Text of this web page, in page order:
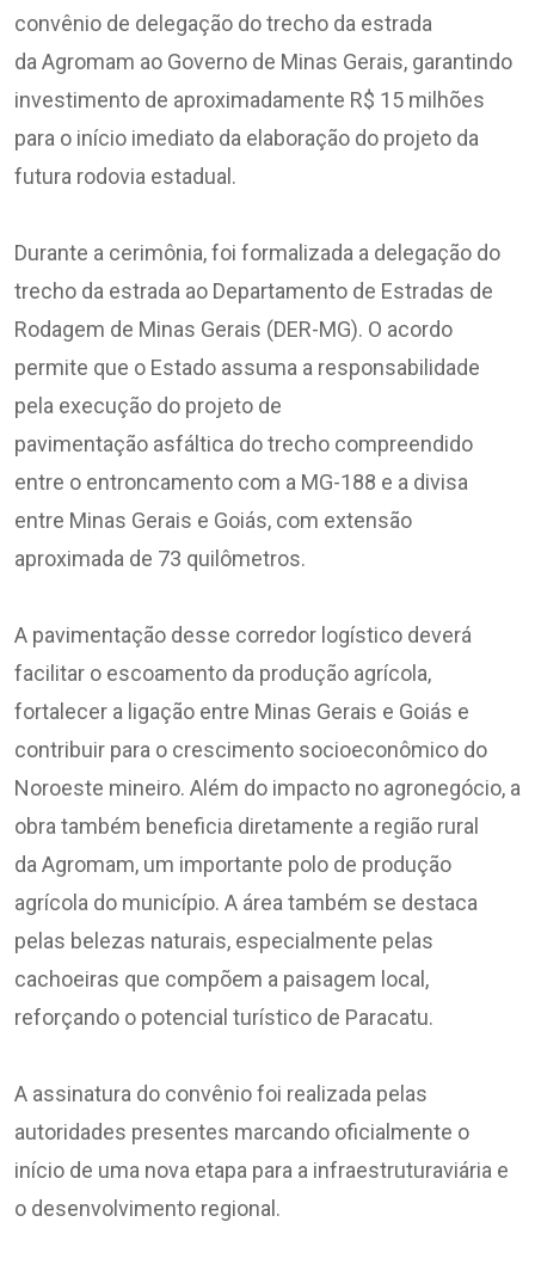
convênio de delegação do trecho da estrada
da Agromam ao Governo de Minas Gerais, garantindo
investimento de aproximadamente R$ 15 milhões
para o início imediato da elaboração do projeto da
futura rodovia estadual.
Durante a cerimônia, foi formalizada a delegação do
trecho da estrada ao Departamento de Estradas de
Rodagem de Minas Gerais (DER-MG). O acordo
permite que o Estado assuma a responsabilidade
pela execução do projeto de
pavimentação asfáltica do trecho compreendido
entre o entroncamento com a MG-188 e a divisa
entre Minas Gerais e Goiás, com extensão
aproximada de 73 quilômetros.
A pavimentação desse corredor logístico deverá
facilitar o escoamento da produção agrícola,
fortalecer a ligação entre Minas Gerais e Goiás e
contribuir para o crescimento socioeconômico do
Noroeste mineiro. Além do impacto no agronegócio, a
obra também beneficia diretamente a região rural
da Agromam, um importante polo de produção
agrícola do município. A área também se destaca
pelas belezas naturais, especialmente pelas
cachoeiras que compõem a paisagem local,
reforçando o potencial turístico de Paracatu.
A assinatura do convênio foi realizada pelas
autoridades presentes marcando oficialmente o
início de uma nova etapa para a infraestruturaviária e
o desenvolvimento regional.